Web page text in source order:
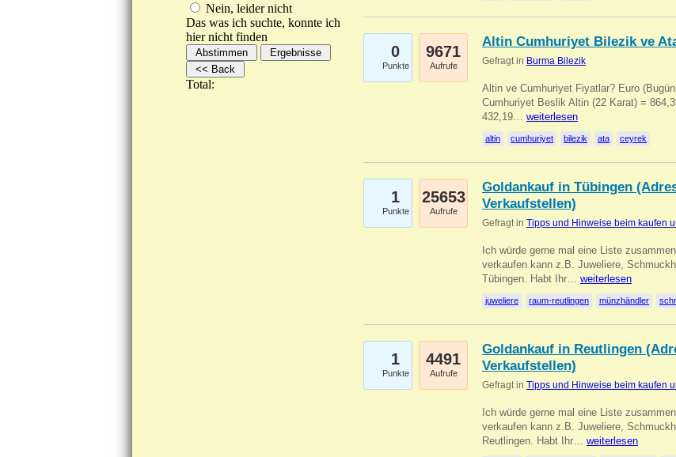
Nein, leider nicht
Das was ich suchte, konnte ich
hier nicht finden
Total:
0
Punkte
9671
Aufrufe
Altin Cumhuriyet Bilezik ve
Gefragt in Burma Bilezik
Altin ve Cumhuriyet Fiyatlar? Euro
Cumhuriyet Beslik Altin (22 Karat) =
432,19… weiterlesen
altin cumhuriyet bilezik ata ceyrek
1
Punkte
25653
Aufrufe
Goldankauf in Tübingen
Verkaufstellen)
Gefragt in Tipps und Hinweise beim kaufen
Ich würde gerne mal eine Liste
verkaufen kann z.B. Juweliere,
Tübingen. Habt Ihr… weiterlesen
juweliere raum-reutlingen münzhändler
1
Punkte
4491
Aufrufe
Goldankauf in Reutlingen
Verkaufstellen)
Gefragt in Tipps und Hinweise beim kaufen
Ich würde gerne mal eine Liste
verkaufen kann z.B. Juweliere,
Reutlingen. Habt Ihr… weiterlesen